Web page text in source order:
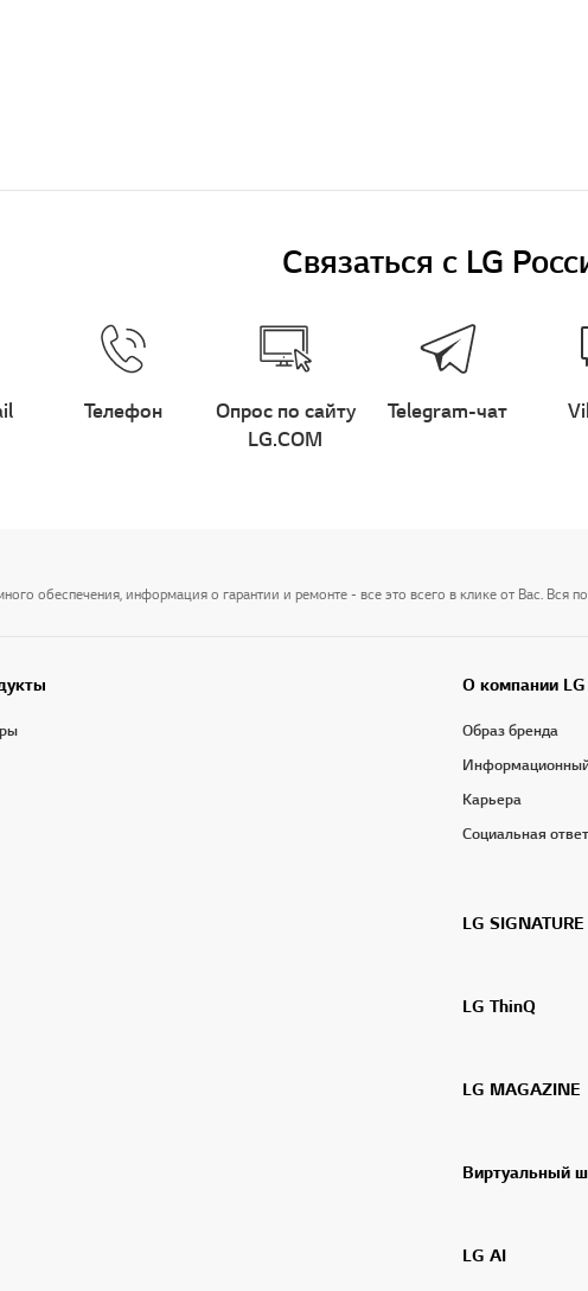
Связаться с LG
Телефон
Опрос по сайту
LG.COM
Telegram-чат
обеспечения, информация о гарантии и ремонте - все это всего в клике от Вас. Вся
О компании LG
Образ бренда
Карьера
Социальная
LG SIGNATURE
LG ThinQ
LG MAGAZINE
Виртуальный
LG AI